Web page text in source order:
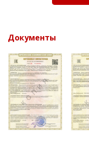
Документы